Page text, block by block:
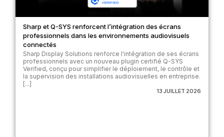
Sharp et Q-SYS renforcent l’intégration des écrans
professionnels dans les environnements audiovisuels
connectés
Sharp Display Solutions renforce l'intégration de ses écrans
professionnels avec un nouveau plugin certifié Q-SYS
Verified, conçu pour simplifier le déploiement, le contrôle et
la supervision des installations audiovisuelles en entreprise.
[...]
13 JUILLET 2026